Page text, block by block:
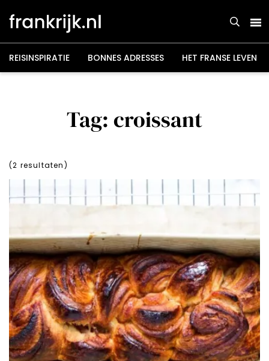
naar
inhoud
REISINSPIRATIE BONNES ADRESSES HET FRANSE LEVEN
Tag: croissant
(2 resultaten)